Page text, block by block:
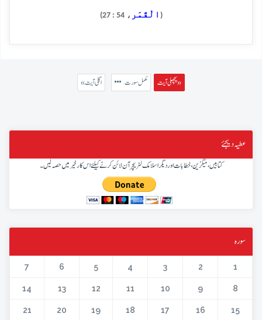
( الْقَمَر ، 54 : 27)
پچھلی آیت » مکمل سورت « اگلی آیت
عطیہ دیجئے
کتابیں، میگزین، خطابات اور دیگر اسلامک لٹریچر آن لائن کرنے کیلئے اس کار خیر میں حصہ لیں۔
سورہ
1
2
3
4
5
6
7
8
9
10
11
12
13
14
15
16
17
18
19
20
21